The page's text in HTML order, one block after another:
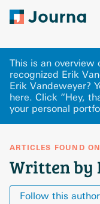
This is an
recognized Erik
Erik Vandeweyer?
here. Click “Hey,
your personal
ARTICLES FOUND
Written by
Follow this author